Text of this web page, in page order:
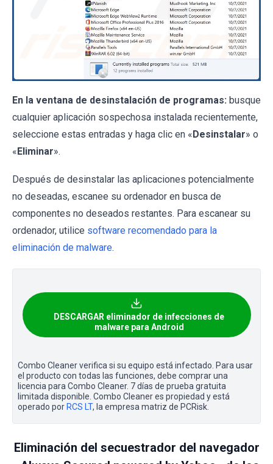
En la ventana de desinstalación de programas: busque
cualquier aplicación sospechosa instalada recientemente,
seleccione estas entradas y haga clic en « Desinstalar» o
« Eliminar».
Después de desinstalar las aplicaciones potencialmente
no deseadas, escanee su ordenador en busca de
componentes no deseados restantes. Para escanear su
ordenador, utilice software recomendado para la
eliminación de malware.
DESCARGAR eliminador de infecciones de
malware para Android
Combo Cleaner verifica si su equipo está infectado. Para usar
el producto con todas las funciones, debe comprar una
licencia para Combo Cleaner. 7 días de prueba gratuita
limitada disponible. Combo Cleaner es propiedad y está
operado por RCS LT, la empresa matriz de PCRisk.
Eliminación del secuestrador del navegador